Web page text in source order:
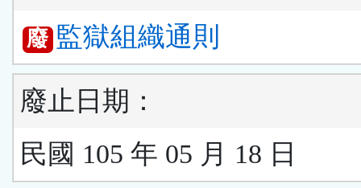
廢 監獄組織通則
廢止日期：
民國 105 年 05 月 18 日